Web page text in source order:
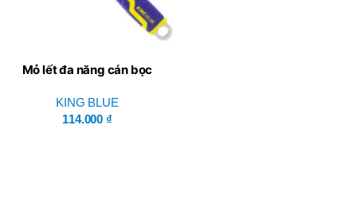
Mỏ lết đa năng cán bọc
KING BLUE
114.000 ₫